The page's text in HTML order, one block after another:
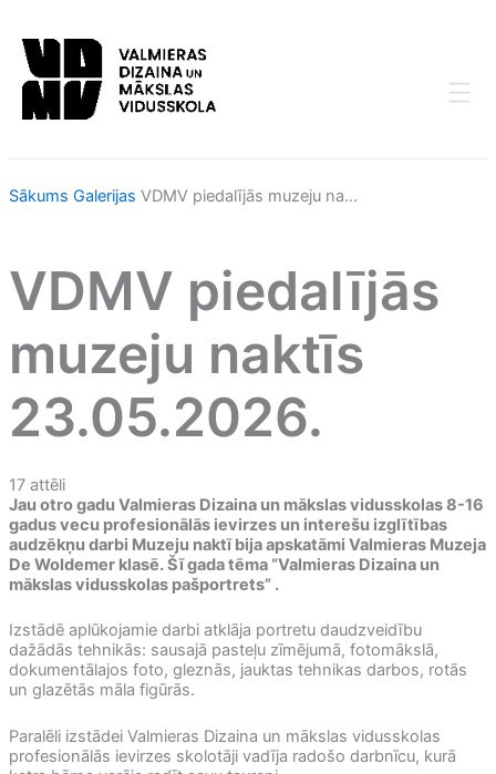
content
Sākums Galerijas VDMV piedalījās muzeju na...
VDMV piedalījās
muzeju naktīs
23.05.2026.
17 attēli
Jau otro gadu Valmieras Dizaina un mākslas vidusskolas 8-16
gadus vecu profesionālās ievirzes un interešu izglītības
audzēkņu darbi Muzeju naktī bija apskatāmi Valmieras Muzeja
De Woldemer klasē. Šī gada tēma “Valmieras Dizaina un
mākslas vidusskolas pašportrets” .
Izstādē aplūkojamie darbi atklāja portretu daudzveidību
dažādās tehnikās: sausajā pasteļu zīmējumā, fotomākslā,
dokumentālajos foto, gleznās, jauktas tehnikas darbos, rotās
un glazētās māla figūrās.
Paralēli izstādei Valmieras Dizaina un mākslas vidusskolas
profesionālās ievirzes skolotāji vadīja radošo darbnīcu, kurā